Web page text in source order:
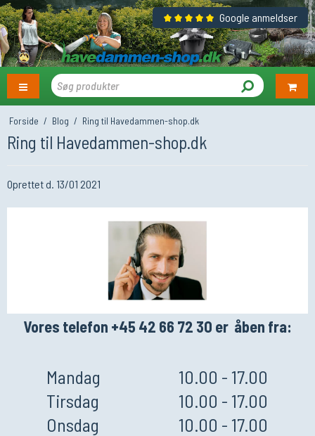
Google anmeldser
Forside / Blog / Ring til Havedammen-shop.dk
Ring til Havedammen-shop.dk
Oprettet d. 13/01 2021
Vores telefon +45 42 66 72 30 er åben fra:
Mandag
10.00 - 17.00
Tirsdag
10.00 - 17.00
Onsdag
10.00 - 17.00